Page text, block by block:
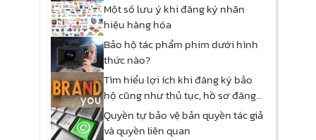
Một số lưu ý khi đăng ký nhãn
hiệu hàng hóa
Bảo hộ tác phẩm phim dưới hình
thức nào?
Tìm hiểu lợi ích khi đăng ký bảo
hộ cũng như thủ tục, hồ sơ đăng
ký nhãn hiệu
Quyền tự bảo vệ bản quyền tác giả
và quyền liên quan